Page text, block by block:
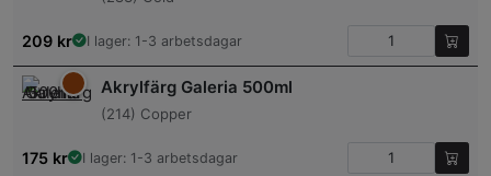
209 kr I lager: 1-3 arbetsdagar
Akrylfärg Galeria 500ml
(214) Copper
175 kr I lager: 1-3 arbetsdagar